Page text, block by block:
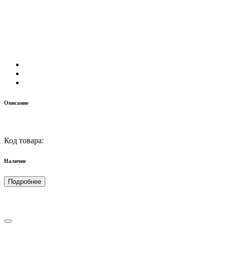
Описание
Код товара:
Наличие
Подробнее